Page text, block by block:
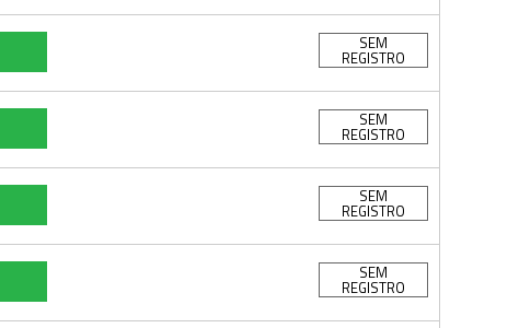
SEM
REGISTRO
SEM
REGISTRO
SEM
REGISTRO
SEM
REGISTRO